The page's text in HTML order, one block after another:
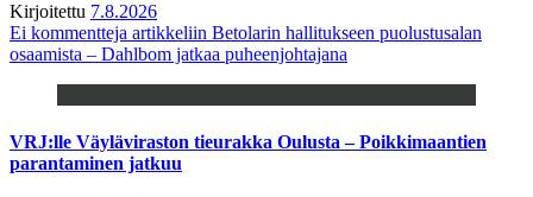
Kirjoitettu 7.8.2026
Ei kommentteja artikkeliin Betolarin hallitukseen puolustusalan
osaamista – Dahlbom jatkaa puheenjohtajana
VRJ:lle Väyläviraston tieurakka Oulusta – Poikkimaantien
parantaminen jatkuu